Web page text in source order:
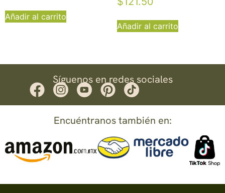
Añadir al carrito
Añadir al carrito
Síguenos en redes sociales
Encuéntranos también en: